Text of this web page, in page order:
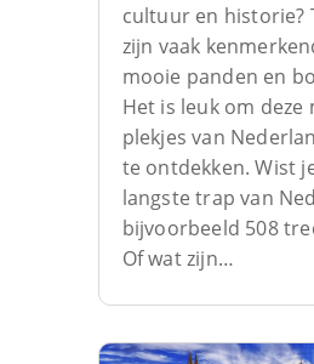
cultuur en historie?
zijn vaak
mooie panden en
Het is leuk om deze
plekjes van
te ontdekken. Wist
langste trap van
bijvoorbeeld 508
Of wat zijn…